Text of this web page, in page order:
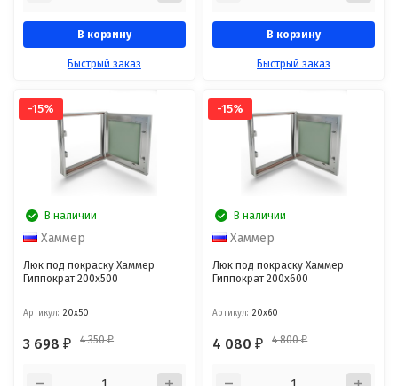
В корзину
Быстрый заказ
В корзину
Быстрый заказ
-15%
В наличии
Хаммер
Люк под покраску Хаммер
Гиппократ 200x500
Артикул: 20x50
3 698₽ 4 350₽
-15%
В наличии
Хаммер
Люк под покраску Хаммер
Гиппократ 200x600
Артикул: 20x60
4 080₽ 4 800₽